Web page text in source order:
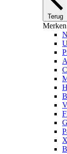
Terug
Merken